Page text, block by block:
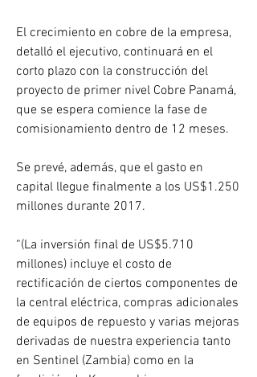
El crecimiento en cobre de la empresa,
detalló el ejecutivo, continuará en el
corto plazo con la construcción del
proyecto de primer nivel Cobre Panamá,
que se espera comience la fase de
comisionamiento dentro de 12 meses.
Se prevé, además, que el gasto en
capital llegue finalmente a los US$1.250
millones durante 2017.
“(La inversión final de US$5.710
millones) incluye el costo de
rectificación de ciertos componentes de
la central eléctrica, compras adicionales
de equipos de repuesto y varias mejoras
derivadas de nuestra experiencia tanto
en Sentinel (Zambia) como en la